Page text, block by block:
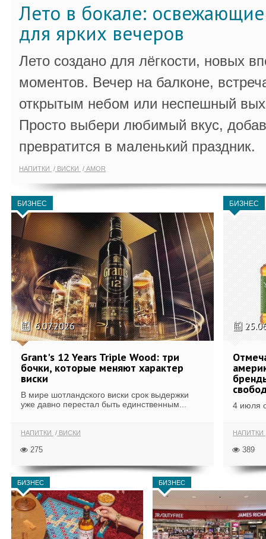
Лето в бокале:
для ярких вечеров
Лето создано для лёгкости, новых
моментов. Вечер на балконе,
открытым небом или неспешный
Просто выбери любимый вкус,
превратится в маленький праздник.
НАПИТКИ ВИСКИ AMOR
БИЗНЕС
6.07.2026
Grant's 12 Years Triple Wood: три
бочки, которые меняют характер
виски
В мире шотландского виски срок выдержки
уже давно перестал быть единственным...
НАПИТКИ ВИСКИ
275
БИЗНЕС
4 июля
НАПИТКИ
389
БИЗНЕС БИЗНЕС